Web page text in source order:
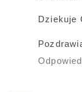
Dziekuje